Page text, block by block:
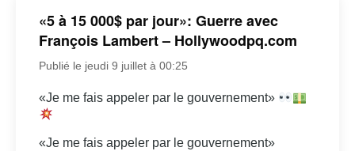
«5 à 15 000$ par jour»: Guerre avec
François Lambert – Hollywoodpq.com
Publié le jeudi 9 juillet à 00:25
«Je me fais appeler par le gouvernement»
«Je me fais appeler par le gouvernement»